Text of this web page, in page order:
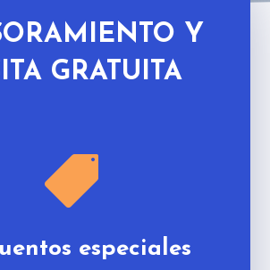
Y
GRATUITA

especiales